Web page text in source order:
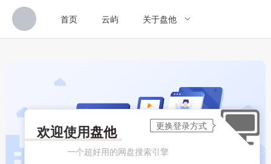
首页 云屿 关于盘他
欢迎使用盘他
一个超好用的网盘搜索引擎